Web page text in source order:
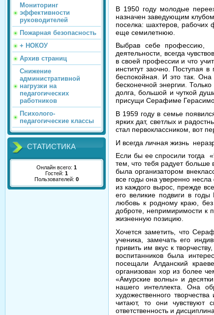
Мониторинг
эффективности
руководителей
Пожарная безопасность
+ НОКОУ
Архив страниц
Снижение
административной
нагрузки на
педагогических
работников
Психолого-
педагогические классы
СТАТИСТИКА
Онлайн всего: 1
Гостей: 1
Пользователей: 0
В 1950 году молодые
назначен заведующим
поселка: шахтеров, рабочих
еще семилетнюю.
Выбрав себе профессию,
деятельности, всегда
в своей профессии и что
институт заочно. Поступая
беспокойная. И это так. Она
бесконечной энергии.
долга, большой и чуткой
присущи Серафиме
В 1959 году в семье
ярких дат, светлых и
стал первоклассником, вот
И всегда личная жизнь
Если бы ее спросили тогда
тем, что тебя радует
была организатором
все годы она уверенно
из каждого вырос, прежде
его великие подвиги в
любовь к родному краю,
доброте, непримиримости к
жизненную позицию.
Хочется заметить, что
ученика, замечать его
привить им вкус к
воспитанников была
посещали Алданский
организован хор из более
«Амурские волны» и
нашего интеллекта. Она
художественного
читают, то они чувствуют
ответственность и